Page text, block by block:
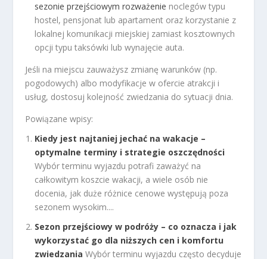
sezonie przejściowym rozważenie noclegów typu
hostel, pensjonat lub apartament oraz korzystanie z
lokalnej komunikacji miejskiej zamiast kosztownych
opcji typu taksówki lub wynajęcie auta.
Jeśli na miejscu zauważysz zmianę warunków (np.
pogodowych) albo modyfikacje w ofercie atrakcji i
usług, dostosuj kolejność zwiedzania do sytuacji dnia.
Powiązane wpisy:
Kiedy jest najtaniej jechać na wakacje –
optymalne terminy i strategie oszczędności
Wybór terminu wyjazdu potrafi zaważyć na
całkowitym koszcie wakacji, a wiele osób nie
docenia, jak duże różnice cenowe występują poza
sezonem wysokim....
Sezon przejściowy w podróży – co oznacza i jak
wykorzystać go dla niższych cen i komfortu
zwiedzania Wybór terminu wyjazdu często decyduje